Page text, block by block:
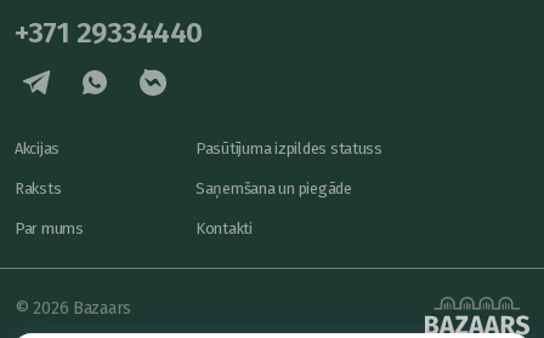
+371 29334440
Akcijas
Raksts
Par mums
Pasūtījuma izpildes statuss
Saņemšana un piegāde
Kontakti
© 2026 Bazaars